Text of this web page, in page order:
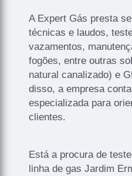
A Expert Gás presta
técnicas e laudos,
vazamentos,
fogões, entre outras
natural canalizado) e
disso, a empresa
especializada para
clientes.
Está a procura de
linha de gas Jardim